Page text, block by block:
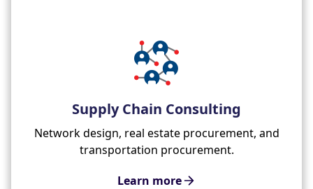
Supply Chain Consulting
Network design, real estate procurement, and
transportation procurement.
Learn more